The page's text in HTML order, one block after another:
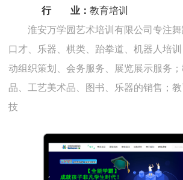
行 业： 教育培训
淮安万学园艺术培训有限公司专注舞
口才、乐器、棋类、跆拳道、机器人培
动组织策划、会务服务、展览展示服务
品、工艺美术品、图书、乐器的销售；
技